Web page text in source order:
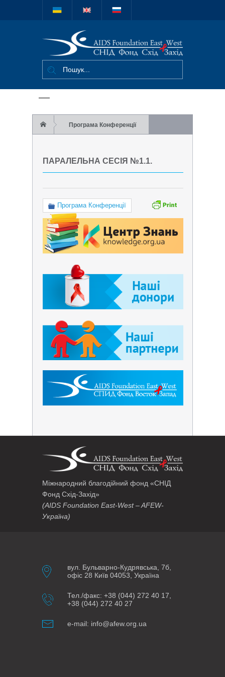
Міжнародний
благодійний
фонд "СНІД
Захід"
Програма Конференції
ПАРАЛЕЛЬНА СЕСІЯ №1.1.
Програма Конференції
Міжнародний благодійний фонд «СНІД
Фонд Схід-Захід»
(AIDS Foundation East-West – AFEW-
Україна)
вул. Бульварно-Кудрявська, 7б,
офіс 28 Київ 04053, Україна
Тел./факс: +38 (044) 272 40 17,
+38 (044) 272 40 27
e-mail: info@afew.org.ua